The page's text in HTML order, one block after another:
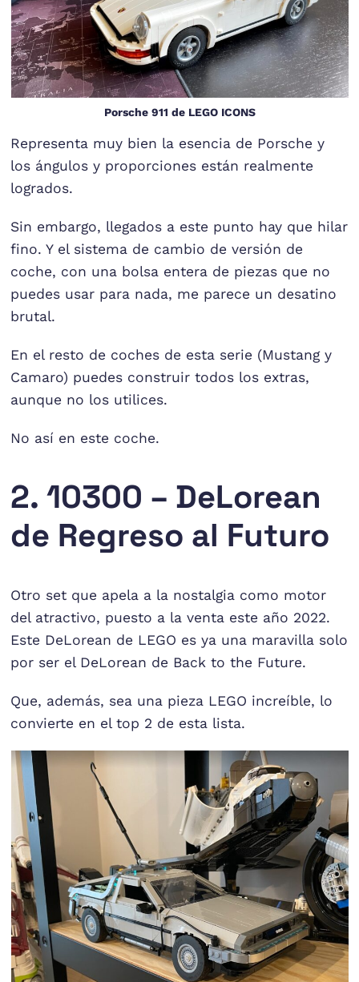
Porsche 911 de LEGO ICONS
Representa muy bien la esencia de Porsche y
los ángulos y proporciones están realmente
logrados.
Sin embargo, llegados a este punto hay que hilar
fino. Y el sistema de cambio de versión de
coche, con una bolsa entera de piezas que no
puedes usar para nada, me parece un desatino
brutal.
En el resto de coches de esta serie (Mustang y
Camaro) puedes construir todos los extras,
aunque no los utilices.
No así en este coche.
2. 10300 – DeLorean
de Regreso al Futuro
Otro set que apela a la nostalgia como motor
del atractivo, puesto a la venta este año 2022.
Este DeLorean de LEGO es ya una maravilla solo
por ser el DeLorean de Back to the Future.
Que, además, sea una pieza LEGO increíble, lo
convierte en el top 2 de esta lista.